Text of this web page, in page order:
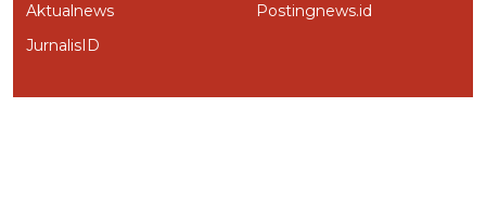
Aktualnews
JurnalisID
Postingnews.id